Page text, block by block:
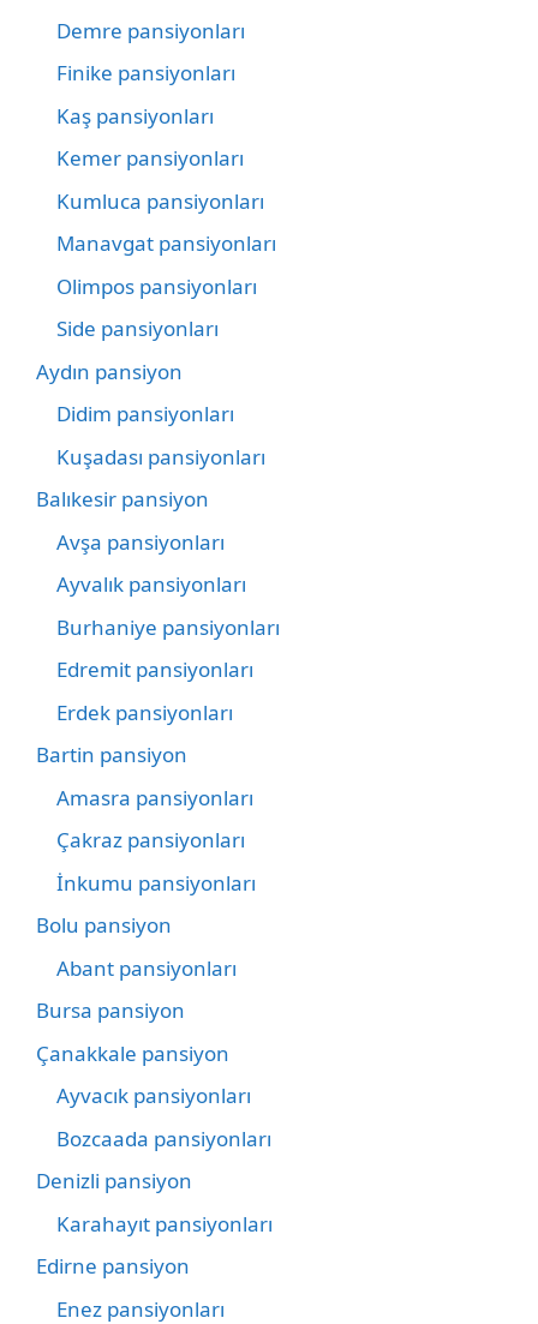
Demre pansiyonları
Finike pansiyonları
Kaş pansiyonları
Kemer pansiyonları
Kumluca pansiyonları
Manavgat pansiyonları
Olimpos pansiyonları
Side pansiyonları
Aydın pansiyon
Didim pansiyonları
Kuşadası pansiyonları
Balıkesir pansiyon
Avşa pansiyonları
Ayvalık pansiyonları
Burhaniye pansiyonları
Edremit pansiyonları
Erdek pansiyonları
Bartin pansiyon
Amasra pansiyonları
Çakraz pansiyonları
İnkumu pansiyonları
Bolu pansiyon
Abant pansiyonları
Bursa pansiyon
Çanakkale pansiyon
Ayvacık pansiyonları
Bozcaada pansiyonları
Denizli pansiyon
Karahayıt pansiyonları
Edirne pansiyon
Enez pansiyonları